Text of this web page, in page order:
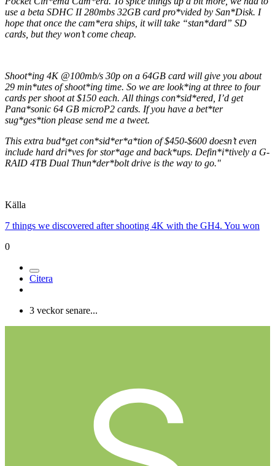
use a beta SDHC II 280mbs 32GB card pro*vided by San*Disk. I
hope that once the cam*era ships, it will take “stan*dard” SD
cards, but they won’t come cheap.
Shoot*ing 4K @100mb/s 30p on a 64GB card will give you about
29 min*utes of shoot*ing time. So we are look*ing at three to four
cards per shoot at $150 each. All things con*sid*ered, I’d get
Pana*sonic 64 GB microP2 cards. If you have a bet*ter
sug*ges*tion please send me a tweet.
This extra bud*get con*sid*er*a*tion of $450-$600 doesn’t even
include hard dri*ves for stor*age and back*ups. Defin*i*tively a G-
RAID 4TB Dual Thun*der*bolt drive is the way to go."
Källa
7 things we discovered after shooting 4K with the GH4. You won
0
Citera
3 veckor senare...